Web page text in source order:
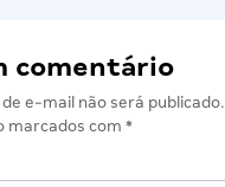
comentário
e-mail não será publicado.
marcados com *